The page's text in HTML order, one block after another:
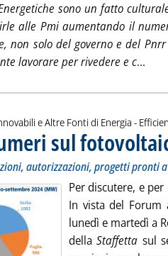
sono un fatto
alle Pmi aumentando il
non solo del governo e del
lavorare per rivedere e c...
e Altre Fonti di Energia -
sul
autorizzazioni, progetti pronti
Per discutere, e
In vista del Forum
lunedì e martedì a
dellaStaffetta sul